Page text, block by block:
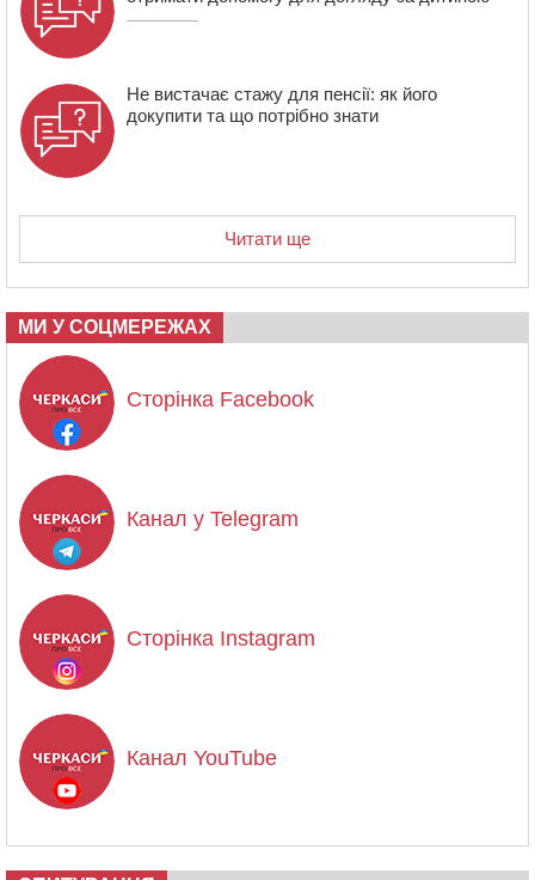
Не вистачає стажу для пенсії: як його
докупити та що потрібно знати
Читати ще
МИ У СОЦМЕРЕЖАХ
Сторінка Facebook
Канал у Telegram
Сторінка Instagram
Канал YouTube